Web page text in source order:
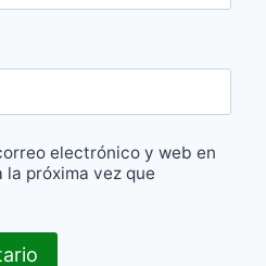
electrónico y web en
próxima vez que